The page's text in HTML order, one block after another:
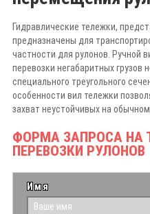
Гидравлические тележки,
предназначены для
частности для рулонов. Ручной
перевозки негабаритных
специального треугольного
особенности вил тележки
захват неустойчивых на обычном
ФОРМА ЗАПРОСА НА
ПЕРЕВОЗКИ РУЛОНОВ
Имя